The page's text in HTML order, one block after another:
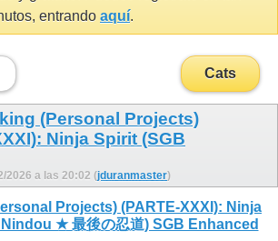
entrando aquí.
Cats
(Personal Projects)
Ninja Spirit (SGB
2026 a las 20:02 (jduranmaster)
Projects) (PARTE-XXXI): Ninja
★ 最後の忍道) SGB Enhanced